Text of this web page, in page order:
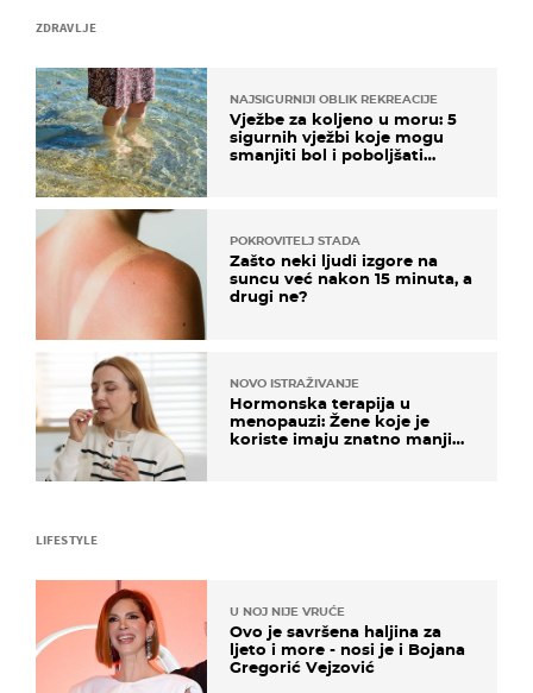
ZDRAVLJE
NAJSIGURNIJI OBLIK REKREACIJE
Vježbe za koljeno u moru: 5
sigurnih vježbi koje mogu
smanjiti bol i poboljšati
POKROVITELJ STADA
Zašto neki ljudi izgore na
suncu već nakon 15 minuta, a
drugi ne?
NOVO ISTRAŽIVANJE
Hormonska terapija u
menopauzi: Žene koje je
koriste imaju znatno manji
LIFESTYLE
U NOJ NIJE VRUĆE
Ovo je savršena haljina za
ljeto i more - nosi je i Bojana
Gregorić Vejzović